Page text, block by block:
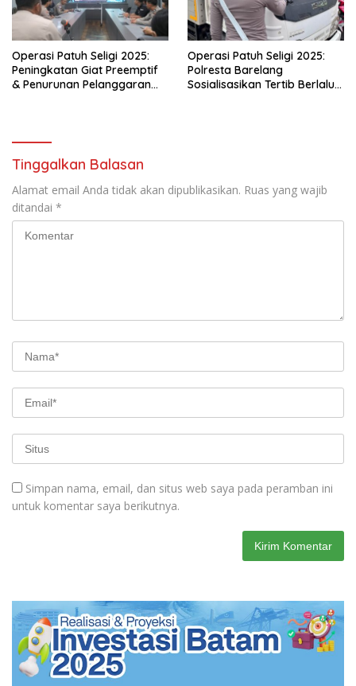
Operasi Patuh Seligi 2025:
Peningkatan Giat Preemptif
& Penurunan Pelanggaran
Operasi Patuh Seligi 2025:
Polresta Barelang
Sosialisasikan Tertib Berlalu
Tinggalkan Balasan
Alamat email Anda tidak akan dipublikasikan. Ruas yang wajib
ditandai *
Simpan nama, email, dan situs web saya pada peramban ini
untuk komentar saya berikutnya.